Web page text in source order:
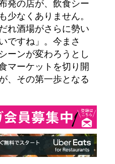
発の店が、飲食シー
少なくありません。
れ酒場がさらに勢い
ですね」。今まさ
ーンが変わろうとし
マーケットを切り開
、その第一歩となる